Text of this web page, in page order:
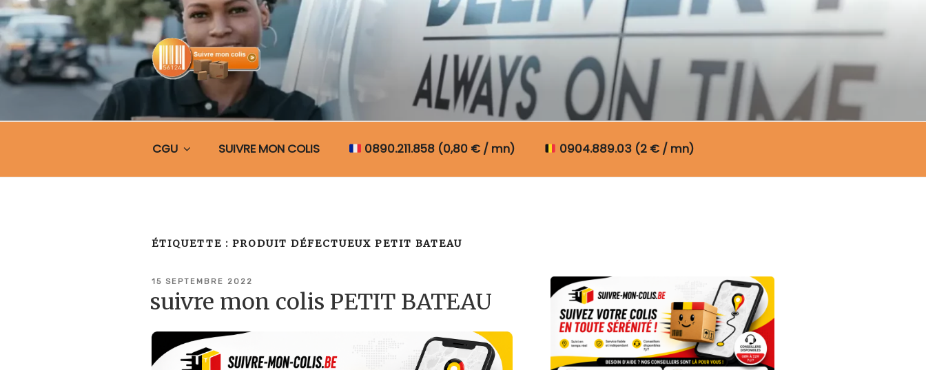
Aller
au
contenu
principal
SUIVRE MON COLIS BELGIQUE
CGU SUIVRE MON COLIS 0890.211.858 (0,80 € / mn) 0904.889.03 (2 € / mn)
ÉTIQUETTE : PRODUIT DÉFECTUEUX PETIT BATEAU
PUBLIÉ
15 SEPTEMBRE 2022
suivre mon colis PETIT BATEAU